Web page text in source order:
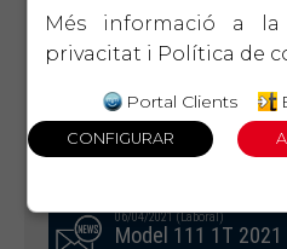
12/04/2021 (Laboral)
la renda als
ERTOS durant
06/04/2021 (Laboral)
Model 111 1T 2021
Més informació a
privacitat i Política de
Portal Clients